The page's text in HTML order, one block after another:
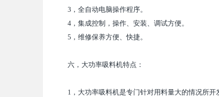
3 ，全自动电脑操作程序。
4 ，集成控制，操作、安装、调试方便。
5 ，维修保养方便、快捷。
六，大功率吸料机特点：
1 ，大功率吸料机是专门针对用料量大的情况所开